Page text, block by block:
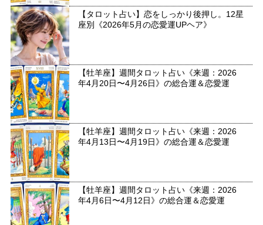
【タロット占い】恋をしっかり後押し。12星
座別《2026年5月の恋愛運UPヘア》
【牡羊座】週間タロット占い《来週：2026
年4月20日〜4月26日》の総合運＆恋愛運
【牡羊座】週間タロット占い《来週：2026
年4月13日〜4月19日》の総合運＆恋愛運
【牡羊座】週間タロット占い《来週：2026
年4月6日〜4月12日》の総合運＆恋愛運